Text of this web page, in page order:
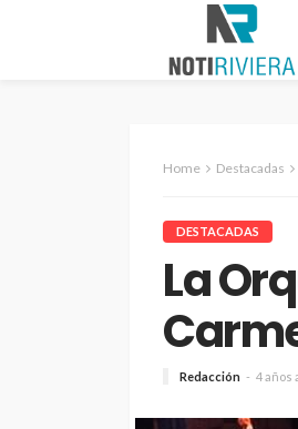
Home Destacadas
DESTACADAS
La
Redacción 4 años